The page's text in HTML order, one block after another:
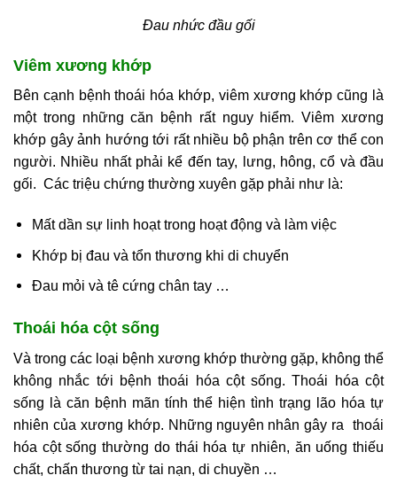
Đau nhức đầu gối
Viêm xương khớp
Bên cạnh bệnh thoái hóa khớp, viêm xương khớp cũng là
một trong những căn bệnh rất nguy hiểm. Viêm xương
khớp gây ảnh hướng tới rất nhiều bộ phận trên cơ thể con
người. Nhiều nhất phải kể đến tay, lưng, hông, cổ và đầu
gối. Các triệu chứng thường xuyên gặp phải như là:
Mất dần sự linh hoạt trong hoạt động và làm việc
Khớp bị đau và tổn thương khi di chuyển
Đau mỏi và tê cứng chân tay …
Thoái hóa cột sống
Và trong các loại bệnh xương khớp thường gặp, không thể
không nhắc tới bệnh thoái hóa cột sống. Thoái hóa cột
sống là căn bệnh mãn tính thể hiện tình trạng lão hóa tự
nhiên của xương khớp. Những nguyên nhân gây ra thoái
hóa cột sống thường do thái hóa tự nhiên, ăn uống thiếu
chất, chấn thương từ tai nạn, di chuyền …